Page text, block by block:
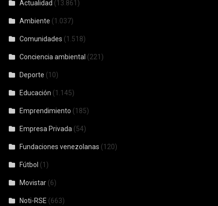
Actualidad (13.861)
Ambiente (1.037)
Comunidades (1.518)
Conciencia ambiental (221)
Deporte (10)
Educación (1.145)
Emprendimiento (185)
Empresa Privada (54)
Fundaciones venezolanas (120)
Fútbol (1)
Movistar (6)
Noti-RSE (663)